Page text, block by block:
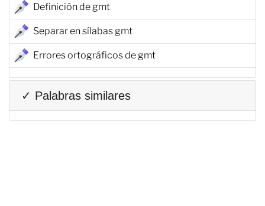
Definición de gmt
Separar en sílabas gmt
Errores ortográficos de gmt
✓ Palabras similares